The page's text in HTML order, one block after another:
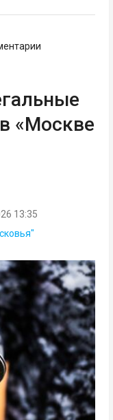
«Москве
13:35